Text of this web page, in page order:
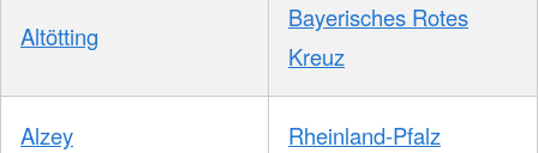
Altötting
Bayerisches Rotes
Kreuz
Alzey Rheinland-Pfalz